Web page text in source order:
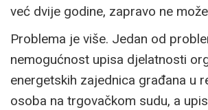
već dvije godine, zapravo ne
Problema je više. Jedan od
nemogućnost upisa djelatnosti
energetskih zajednica građana u
osoba na trgovačkom sudu, a